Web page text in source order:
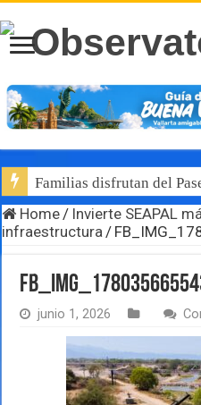
Familias disfrutan del
Home/ Invierte SEAPAL
infraestructura/
junio 1, 2026